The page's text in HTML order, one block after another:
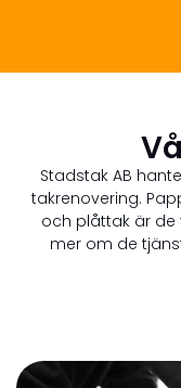
Stadstak AB
takrenovering.
och plåttak är de
mer om de